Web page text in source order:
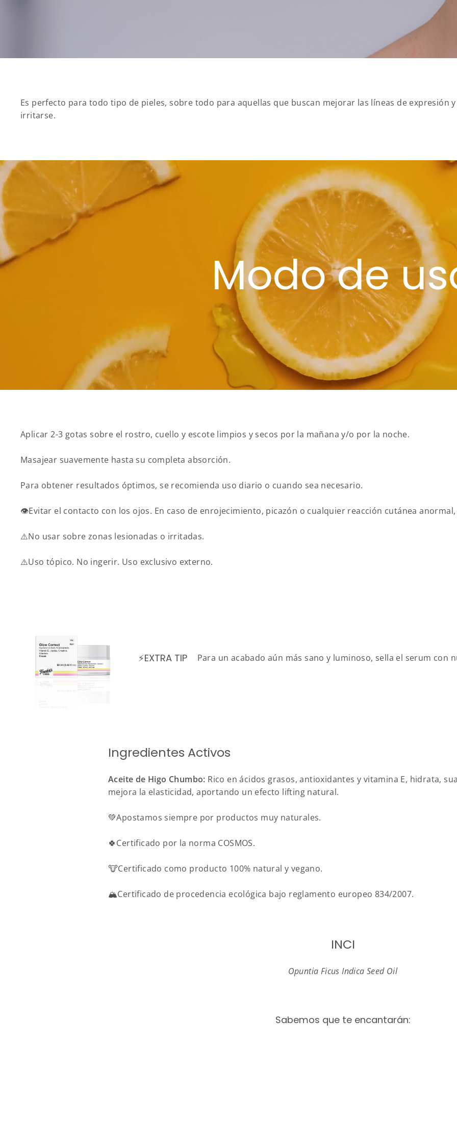
Es perfecto para todo tipo de pieles, sobre todo para aquellas que buscan mejorar las líneas de expresión
irritarse.
Modo de
Aplicar 2-3 gotas sobre el rostro, cuello y escote limpios y secos por la mañana y/o por la noche.
Masajear suavemente hasta su completa absorción.
Para obtener resultados óptimos, se recomienda uso diario o cuando sea necesario.
👁️Evitar el contacto con los ojos. En caso de enrojecimiento, picazón o cualquier reacción cutánea
⚠️No usar sobre zonas lesionadas o irritadas.
⚠️Uso tópico. No ingerir. Uso exclusivo externo.
⚡EXTRA TIP Para un acabado aún más sano y luminoso, sella el serum con
Ingredientes Activos
Aceite de Higo Chumbo: Rico en ácidos grasos, antioxidantes y vitamina E, hidrata,
mejora la elasticidad, aportando un efecto lifting natural.
💚Apostamos siempre por productos muy naturales.
🍀Certificado por la norma COSMOS.
🐮Certificado como producto 100% natural y vegano.
🏔️Certificado de procedencia ecológica bajo reglamento europeo 834/2007.
INCI
Opuntia Ficus Indica Seed Oil
Sabemos que te encantarán: